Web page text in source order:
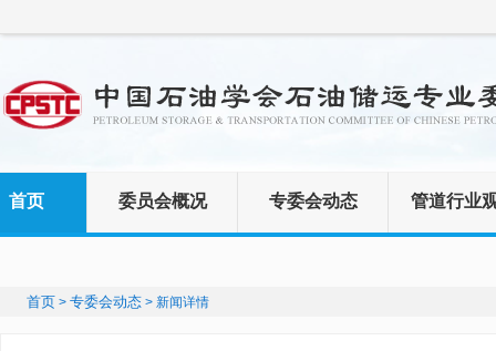
首页 委员会概况 专委会动态 管道行业
首页 > 专委会动态 > 新闻详情